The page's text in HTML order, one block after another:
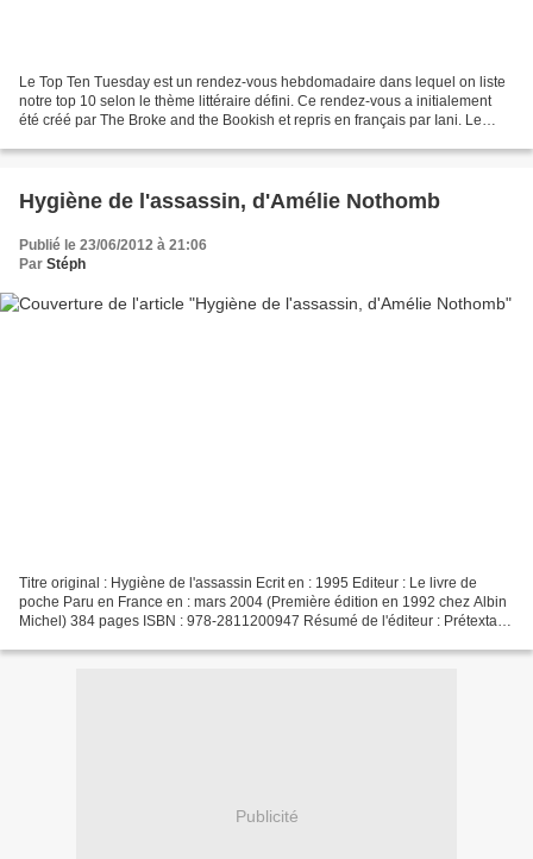
Le Top Ten Tuesday est un rendez-vous hebdomadaire dans lequel on liste
notre top 10 selon le thème littéraire défini. Ce rendez-vous a initialement
été créé par The Broke and the Bookish et repris en français par Iani. Le
Hygiène de l'assassin, d'Amélie Nothomb
Publié le 23/06/2012 à 21:06
Par Stéph
Titre original : Hygiène de l'assassin Ecrit en : 1995 Editeur : Le livre de
poche Paru en France en : mars 2004 (Première édition en 1992 chez Albin
Michel) 384 pages ISBN : 978-2811200947 Résumé de l'éditeur : Prétextat
Publicité